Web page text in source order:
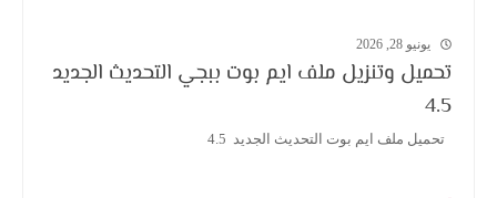
يونيو 28, 2026
تحميل وتنزيل ملف ايم بوت ببجي التحديث الجديد
4.5
تحميل ملف ايم بوت التحديث الجديد 4.5